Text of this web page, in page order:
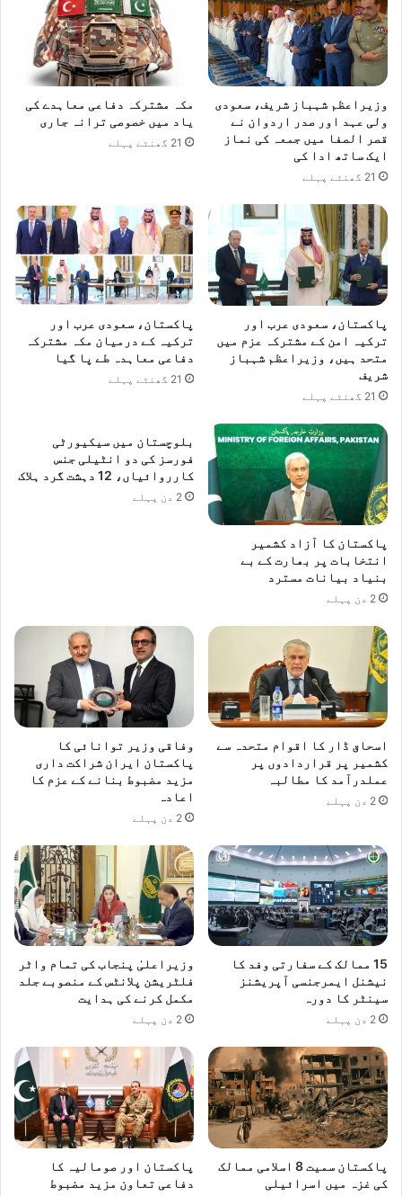
وزیراعظم شہباز شریف، سعودی
ولی عہد اور صدر اردوان نے
قصر الصفا میں جمعہ کی نماز
ایک ساتھ ادا کی
21 گھنٹے پہلے
مکہ مشترکہ دفاعی معاہدے کی
یاد میں خصوصی ترانہ جاری
21 گھنٹے پہلے
پاکستان، سعودی عرب اور
ترکیہ امن کے مشترکہ عزم میں
متحد ہیں، وزیراعظم شہباز
شریف
21 گھنٹے پہلے
پاکستان، سعودی عرب اور
ترکیہ کے درمیان مکہ مشترکہ
دفاعی معاہدہ طے پا گیا
21 گھنٹے پہلے
پاکستان کا آزاد کشمیر
انتخابات پر بھارت کے بے
بنیاد بیانات مسترد
2 دن پہلے
بلوچستان میں سیکیورٹی
فورسز کی دو انٹیلی جنس
کارروائیاں، 12 دہشت گرد ہلاک
2 دن پہلے
اسحاق ڈار کا اقوام متحدہ سے
کشمیر پر قراردادوں پر
عملدرآمد کا مطالبہ
2 دن پہلے
وفاقی وزیر توانائی کا
پاکستان ایران شراکت داری
مزید مضبوط بنانے کے عزم کا
اعادہ
2 دن پہلے
15 ممالک کے سفارتی وفد کا
نیشنل ایمرجنسی آپریشنز
سینٹر کا دورہ
2 دن پہلے
وزیراعلیٰ پنجاب کی تمام واٹر
فلٹریشن پلانٹس کے منصوبے جلد
مکمل کرنے کی ہدایت
2 دن پہلے
پاکستان سمیت 8 اسلامی ممالک
کی غزہ میں اسرائیلی
پاکستان اور صومالیہ کا
دفاعی تعاون مزید مضبوط